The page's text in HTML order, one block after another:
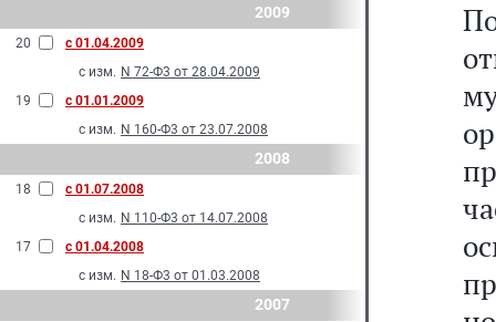
2009
20
с 01.04.2009
с изм. N 72-Ф3 от 28.04.2009
19
с 01.01.2009
с изм. N 160-Ф3 от 23.07.2008
2008
18
с 01.07.2008
с изм. N 110-Ф3 от 14.07.2008
17
с 01.04.2008
с изм. N 18-Ф3 от 01.03.2008
2007